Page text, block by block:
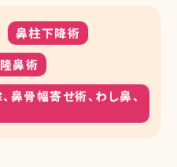
鼻柱下降術
鼻術
鼻骨幅寄せ術、わし鼻、